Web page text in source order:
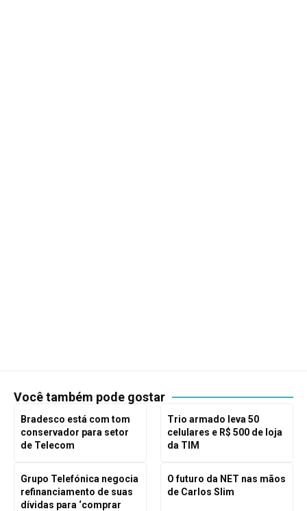
Você também pode gostar
Bradesco está com tom
conservador para setor
de Telecom
Trio armado leva 50
celulares e R$ 500 de loja
da TIM
Grupo Telefónica negocia
refinanciamento de suas
dívidas para ‘comprar
O futuro da NET nas mãos
de Carlos Slim